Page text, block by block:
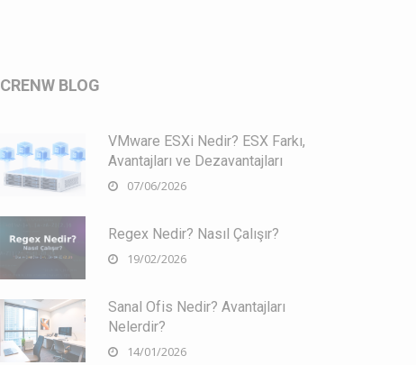
CRENW BLOG
VMware ESXi Nedir? ESX Farkı,
Avantajları ve Dezavantajları
07/06/2026
Regex Nedir? Nasıl Çalışır?
19/02/2026
Sanal Ofis Nedir? Avantajları
Nelerdir?
14/01/2026